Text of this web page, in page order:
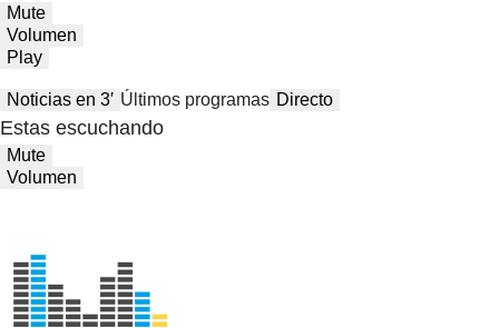
Mute
Volumen
Play
Noticias en 3′ Últimos programas Directo
Estas escuchando
Mute
Volumen